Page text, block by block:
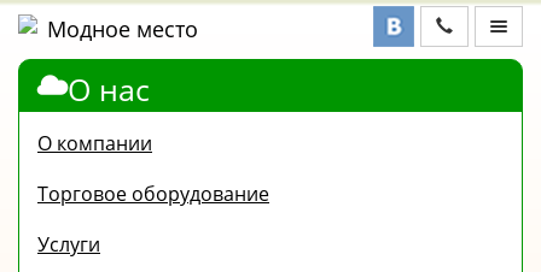
ФАБРИКИ,
О нас
О компании
Торговое оборудование
Услуги